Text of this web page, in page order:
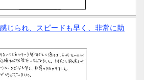
じられ、スピードも早く、非常に助